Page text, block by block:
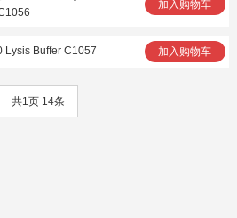
加入购物车
Lysis Buffer C1057 加入购物车
共1页 14条